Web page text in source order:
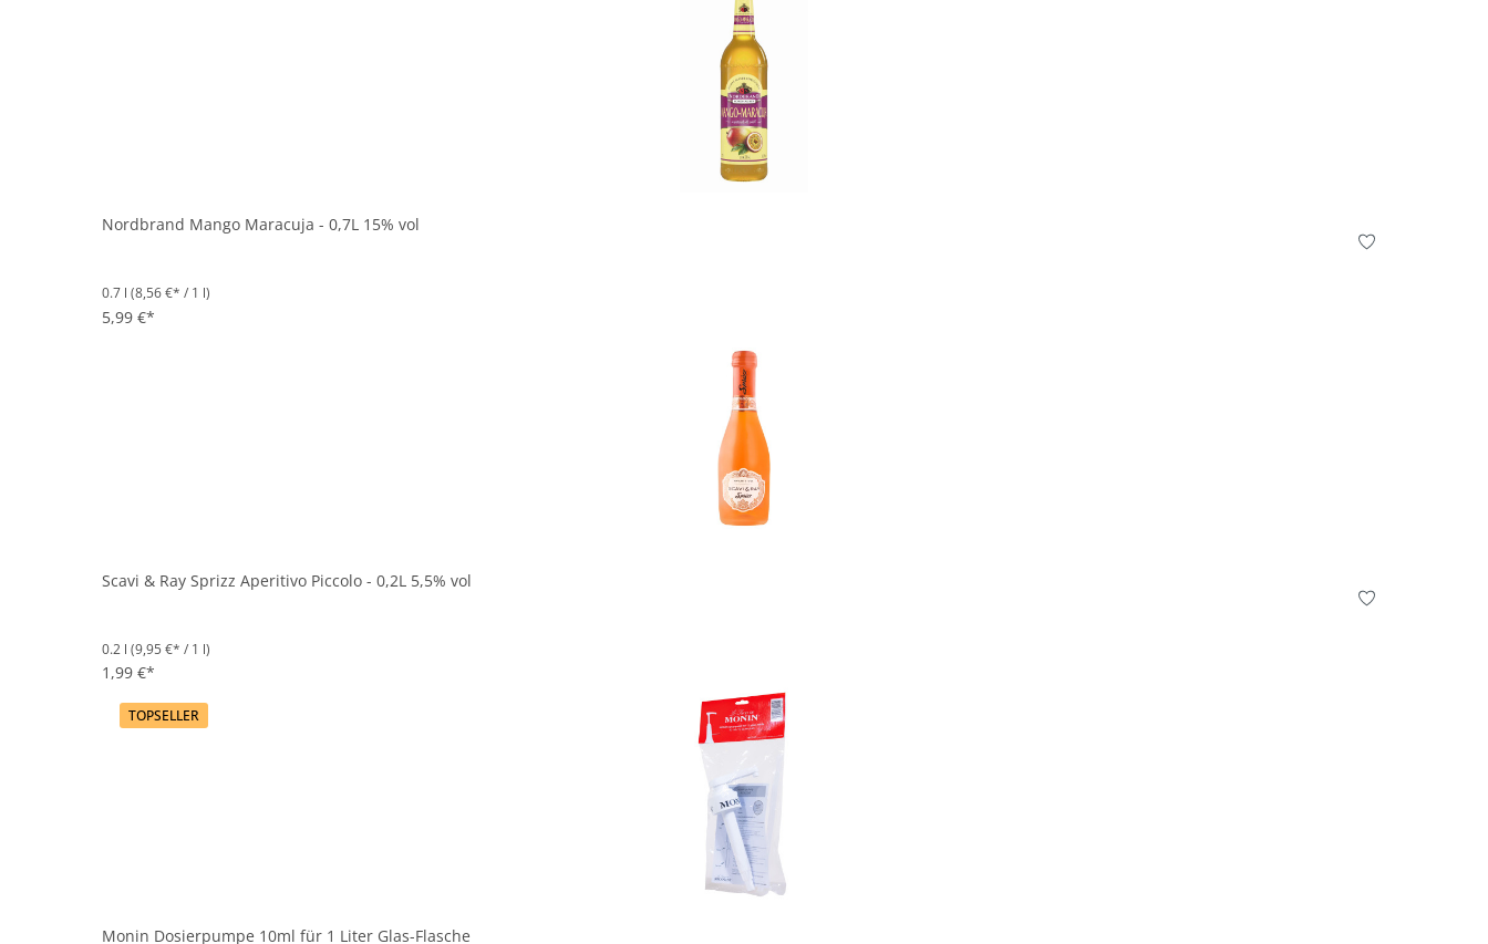
Nordbrand Mango Maracuja - 0,7L 15% vol
0.7 l (8,56 €* / 1 l)
5,99 €*
In den Korb
Scavi & Ray Sprizz Aperitivo Piccolo - 0,2L 5,5% vol
0.2 l (9,95 €* / 1 l)
1,99 €*
In den Korb
TOPSELLER
Monin Dosierpumpe 10ml für 1 Liter Glas-Flasche
In den Korb